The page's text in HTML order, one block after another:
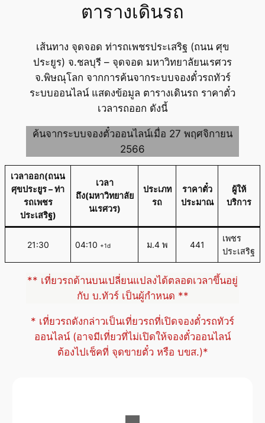
ตารางเดินรถ
เส้นทาง จุดจอด ท่ารถเพชรประเสริฐ (ถนน ศุข
ประยูร) จ.ชลบุรี – จุดจอด มหาวิทยาลัยนเรศวร
จ.พิษณุโลก จากการค้นจากระบบจองตั๋วรถทัวร์
ระบบออนไลน์ แสดงข้อมูล ตารางเดินรถ ราคาตั๋ว
เวลารถออก ดังนี้
ค้นจากระบบจองตั๋วออนไลน์เมื่อ 27 พฤศจิกายน
2566
เวลาออก(ถนน
ศุขประยูร – ท่า
รถเพชร
ประเสริฐ)
เวลา
ถึง(มหาวิทยาลัย
นเรศวร)
ประเภท
รถ
ราคาตั๋ว
ประมาณ
ผู้ให้
บริการ
21:30 04:10 +1d ม.4 พ 441
เพชร
ประเสริฐ
** เที่ยวรถด้านบนเปลี่ยนแปลงได้ตลอดเวลาขึ้นอยู่
กับ บ.ทัวร์ เป็นผู้กำหนด **
* เที่ยวรถดังกล่าวเป็นเที่ยวรถที่เปิดจองตั๋วรถทัวร์
ออนไลน์ (อาจมีเที่ยวที่ไม่เปิดให้จองตั๋วออนไลน์
ต้องไปเช็คที่ จุดขายตั๋ว หรือ บขส.)*